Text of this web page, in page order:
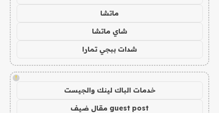
ماتشا
شاي ماتشا
شدات ببجي تمارا
!
خدمات الباك لينك والجيست
guest post مقال ضيف